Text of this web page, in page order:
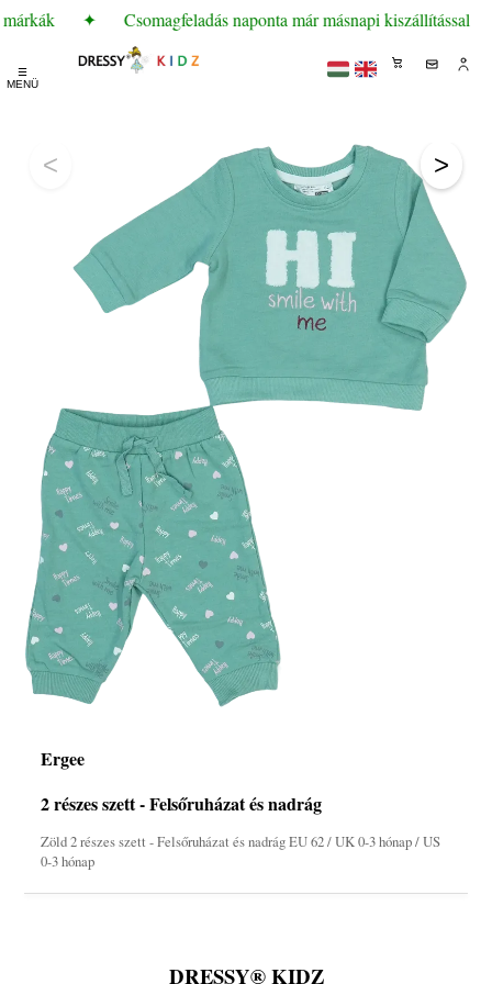
✦ Csomagfeladás naponta már másnapi kiszállítással
☰
MENÜ
< >
Ergee
2 részes szett - Felsőruházat és nadrág
Zöld 2 részes szett - Felsőruházat és nadrág EU 62 / UK 0-3 hónap / US
0-3 hónap
DRESSY® KIDZ